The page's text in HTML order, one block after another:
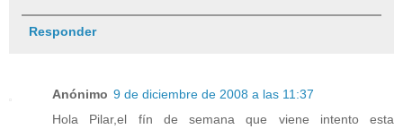
Responder
Anónimo 9 de diciembre de 2008 a las 11:37
Hola Pilar,el fín de semana que viene intento esta